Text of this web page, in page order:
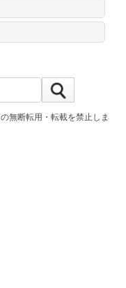
無断転用・転載を禁止しま